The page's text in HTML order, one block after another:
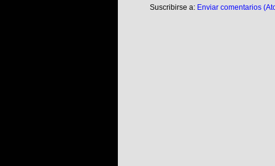
Suscribirse a: Enviar comentarios